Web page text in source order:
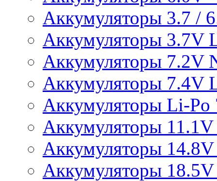
Аккумуляторы 3.7 /
Аккумуляторы 3.7V
Аккумуляторы 7.2V
Аккумуляторы 7.4V
Аккумуляторы Li-Po
Аккумуляторы
Аккумуляторы
Аккумуляторы